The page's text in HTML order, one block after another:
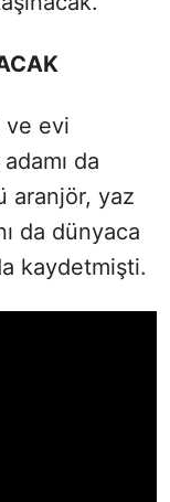
ve evi
da
aranjör, yaz
da dünyaca
kaydetmişti.